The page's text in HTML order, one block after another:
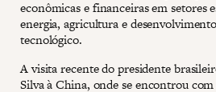
econômicas e financeiras em setores
energia, agricultura e
tecnológico.
A visita recente do presidente
Silva à China, onde se encontrou